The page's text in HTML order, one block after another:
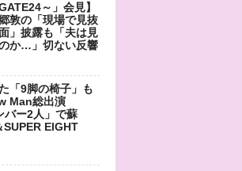
～」会見】
敦の「現場で見抜
」披露も「夫は見
か…」切ない反響
「9脚の椅子」も
Man総出演
バー2人」で蘇
SUPER EIGHT